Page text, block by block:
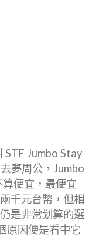
STF Jumbo Stay
夢周公，Jumbo
便宜，最便宜
千元台幣，但相
是非常划算的選
原因便是看中它